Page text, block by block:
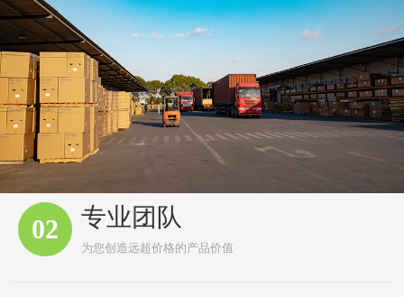
02 专业团队
为您创造远超价格的产品价值